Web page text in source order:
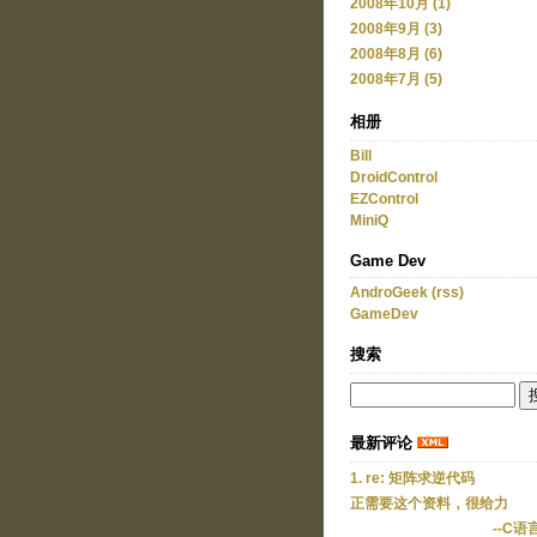
2008年10月 (1)
2008年9月 (3)
2008年8月 (6)
2008年7月 (5)
相册
Bill
DroidControl
EZControl
MiniQ
Game Dev
AndroGeek (rss)
GameDev
搜索
最新评论
1. re: 矩阵求逆代码
正需要这个资料，很给力
--C语